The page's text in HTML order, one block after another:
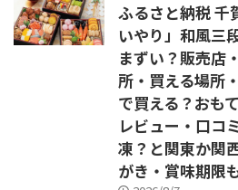
ふるさと納税 千
いやり」和風三
まずい？販売店
所・買える場所
で買える？おも
レビュー・口コ
凍？と関東か関
がき・賞味期限